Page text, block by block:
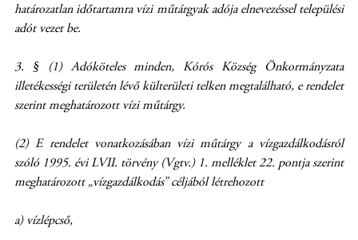
határozatlan időtartamra vízi műtárgyak adója elnevezéssel települési
adót vezet be.
3. § (1) Adóköteles minden, Kórós Község Önkormányzata
illetékességi területén lévő külterületi telken megtalálható, e rendelet
szerint meghatározott vízi műtárgy.
(2) E rendelet vonatkozásában vízi műtárgy a vízgazdálkodásról
szóló 1995. évi LVII. törvény (Vgtv.) 1. melléklet 22. pontja szerint
meghatározott „vízgazdálkodás” céljából létrehozott
a) vízlépcső,